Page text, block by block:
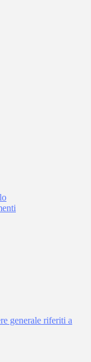
generale riferiti a